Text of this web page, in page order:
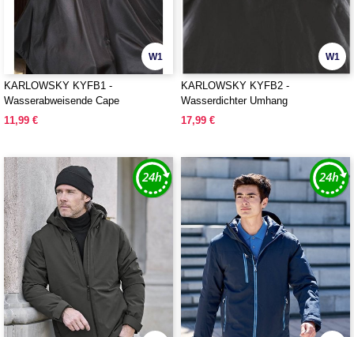
W1
KARLOWSKY KYFB1 -
Wasserabweisende Cape
11,99 €
W1
KARLOWSKY KYFB2 -
Wasserdichter Umhang
17,99 €